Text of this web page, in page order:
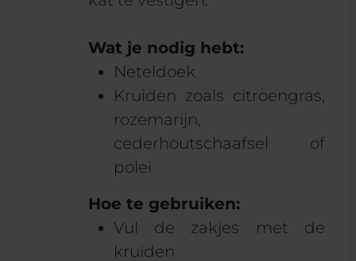
Wat je nodig hebt:
Neteldoek
Kruiden zoals citroengras,
rozemarijn,
cederhoutschaafsel of
polei
Hoe te gebruiken:
Vul de zakjes met de
kruiden